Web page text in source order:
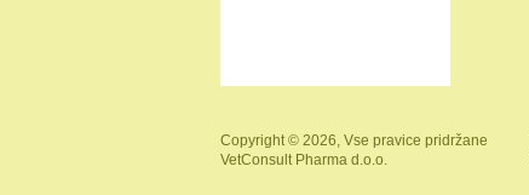
Copyright © 2026, Vse pravice pridržane
VetConsult Pharma d.o.o.